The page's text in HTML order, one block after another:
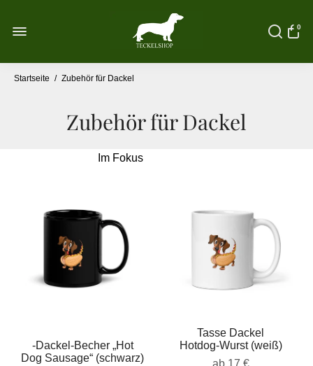
0
Startseite / Zubehör für Dackel
Zubehör für Dackel
-Dackel-Becher „Hot
Dog Sausage“ (schwarz)
Tasse Dackel
Hotdog-Wurst (weiß)
ab 17 €